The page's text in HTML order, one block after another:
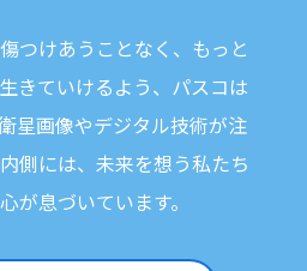
つけあうことなく、 もっと
きていけるよう、パスコは
星画像やデジタル技術が注
側には、未来を想う私たち
が息づいています。